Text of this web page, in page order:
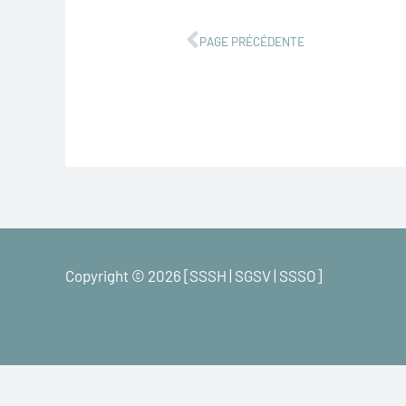
PAGE PRÉCÉDENTE
Copyright © 2026 [SSSH | SGSV | SSSO]